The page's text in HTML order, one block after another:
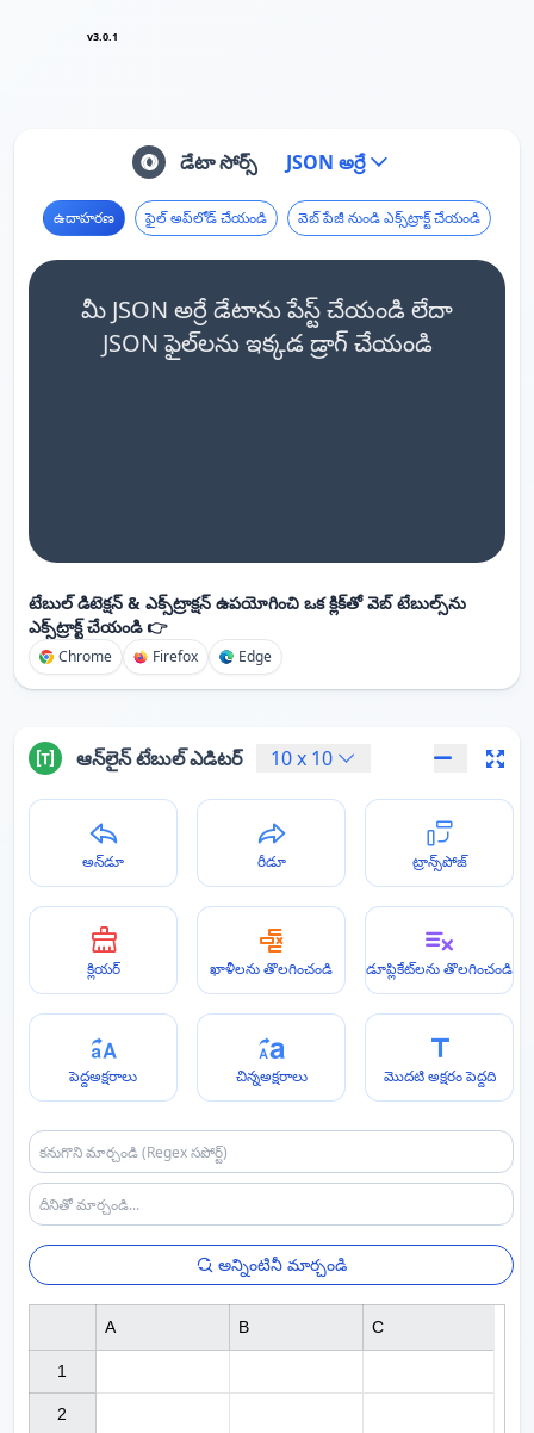
v3.0.1
డేటా సోర్స్ JSON అర్రే
ఉదాహరణ ఫైల్ అప్‌లోడ్ చేయండి వెబ్ పేజీ నుండి ఎక్స్‌ట్రాక్ట్ చేయండి
మీ JSON అర్రే డేటాను పేస్ట్ చేయండి లేదా
JSON ఫైల్‌లను ఇక్కడ డ్రాగ్ చేయండి
టేబుల్ డిటెక్షన్ & ఎక్స్‌ట్రాక్షన్ ఉపయోగించి ఒక క్లిక్‌తో వెబ్ టేబుల్స్‌ను
ఎక్స్‌ట్రాక్ట్ చేయండి 👉
Chrome Firefox Edge
ఆన్‌లైన్ టేబుల్ ఎడిటర్ 10x 10
అన్‌డూ రీడూ ట్రాన్స్‌పోజ్
క్లియర్ ఖాళీలను తొలగించండి డూప్లికేట్‌లను తొలగించండి
పెద్దఅక్షరాలు చిన్నఅక్షరాలు మొదటి అక్షరం పెద్దది
అన్నింటినీ మార్చండి
1
2
A B C